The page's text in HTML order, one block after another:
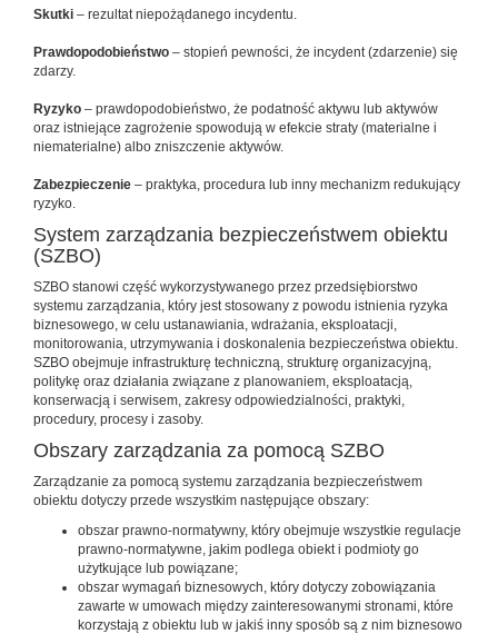
Skutki – rezultat niepożądanego incydentu.
Prawdopodobieństwo – stopień pewności, że incydent (zdarzenie) się
zdarzy.
Ryzyko – prawdopodobieństwo, że podatność aktywu lub aktywów
oraz istniejące zagrożenie spowodują w efekcie straty (materialne i
niematerialne) albo zniszczenie aktywów.
Zabezpieczenie – praktyka, procedura lub inny mechanizm redukujący
ryzyko.
System zarządzania bezpieczeństwem obiektu
(SZBO)
SZBO stanowi część wykorzystywanego przez przedsiębiorstwo
systemu zarządzania, który jest stosowany z powodu istnienia ryzyka
biznesowego, w celu ustanawiania, wdrażania, eksploatacji,
monitorowania, utrzymywania i doskonalenia bezpieczeństwa obiektu.
SZBO obejmuje infrastrukturę techniczną, strukturę organizacyjną,
politykę oraz działania związane z planowaniem, eksploatacją,
konserwacją i serwisem, zakresy odpowiedzialności, praktyki,
procedury, procesy i zasoby.
Obszary zarządzania za pomocą SZBO
Zarządzanie za pomocą systemu zarządzania bezpieczeństwem
obiektu dotyczy przede wszystkim następujące obszary:
obszar prawno-normatywny, który obejmuje wszystkie regulacje
prawno-normatywne, jakim podlega obiekt i podmioty go
użytkujące lub powiązane;
obszar wymagań biznesowych, który dotyczy zobowiązania
zawarte w umowach między zainteresowanymi stronami, które
korzystają z obiektu lub w jakiś inny sposób są z nim biznesowo